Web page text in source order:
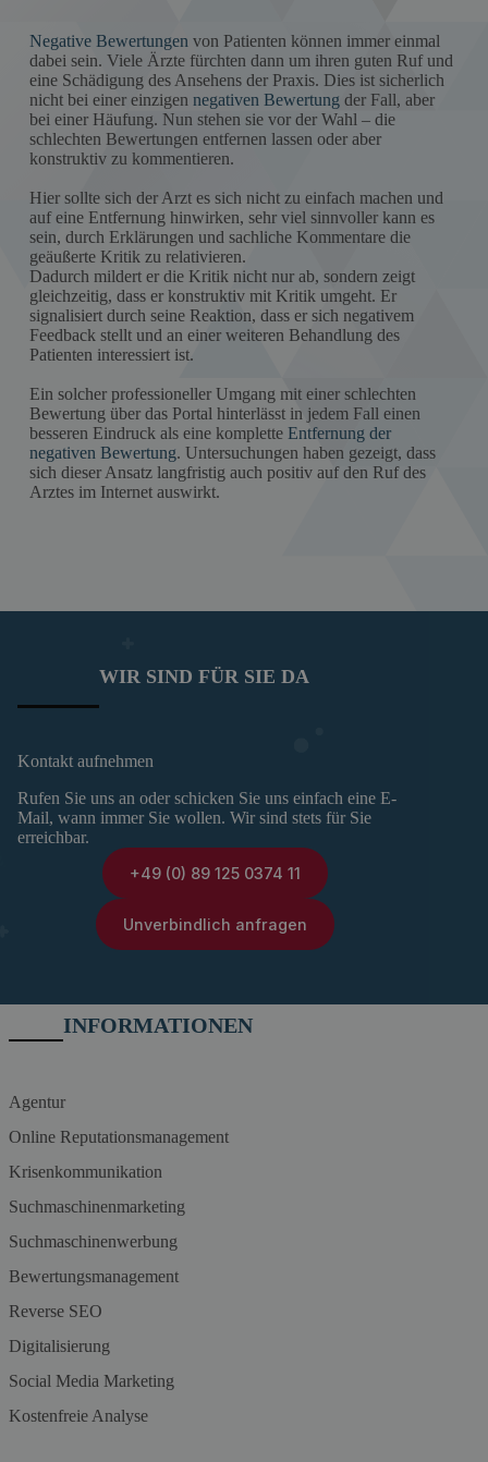
Negative Bewertungen von Patienten können immer einmal
dabei sein. Viele Ärzte fürchten dann um ihren guten Ruf und
eine Schädigung des Ansehens der Praxis. Dies ist sicherlich
nicht bei einer einzigen negativen Bewertung der Fall, aber
bei einer Häufung. Nun stehen sie vor der Wahl – die
schlechten Bewertungen entfernen lassen oder aber
konstruktiv zu kommentieren.
Hier sollte sich der Arzt es sich nicht zu einfach machen und
auf eine Entfernung hinwirken, sehr viel sinnvoller kann es
sein, durch Erklärungen und sachliche Kommentare die
geäußerte Kritik zu relativieren.
Dadurch mildert er die Kritik nicht nur ab, sondern zeigt
gleichzeitig, dass er konstruktiv mit Kritik umgeht. Er
signalisiert durch seine Reaktion, dass er sich negativem
Feedback stellt und an einer weiteren Behandlung des
Patienten interessiert ist.
Ein solcher professioneller Umgang mit einer schlechten
Bewertung über das Portal hinterlässt in jedem Fall einen
besseren Eindruck als eine komplette Entfernung der
negativen Bewertung. Untersuchungen haben gezeigt, dass
sich dieser Ansatz langfristig auch positiv auf den Ruf des
Arztes im Internet auswirkt.
WIR SIND FÜR SIE DA
Kontakt aufnehmen
Rufen Sie uns an oder schicken Sie uns einfach eine E-
Mail, wann immer Sie wollen. Wir sind stets für Sie
erreichbar.
+49 (0) 89 125 0374 11
Unverbindlich anfragen
INFORMATIONEN
Agentur
Online Reputationsmanagement
Krisenkommunikation
Suchmaschinenmarketing
Suchmaschinenwerbung
Bewertungsmanagement
Reverse SEO
Digitalisierung
Social Media Marketing
Kostenfreie Analyse